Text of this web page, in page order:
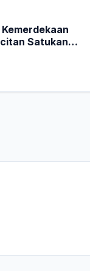
Satukan